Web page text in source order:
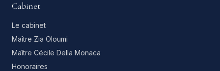
Cabinet
Le cabinet
Maître Zia Oloumi
Maître Cécile Della Monaca
Honoraires